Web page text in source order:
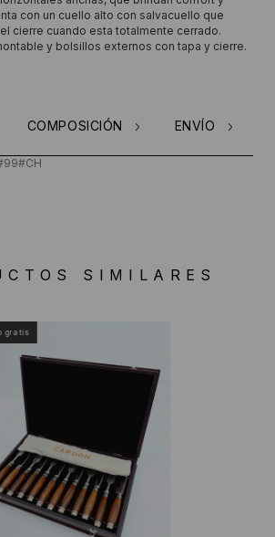
con un cuello alto con salvacuello que
cierre cuando esta totalmente cerrado.
y bolsillos externos con tapa y cierre.
COMPOSICIÓN ENVÍO
SIMILARES
gratis